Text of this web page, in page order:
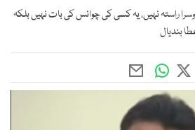
راستہ نہیں، یہ کسی کی چوائس کی بات نہیں بلکہ
بندیال